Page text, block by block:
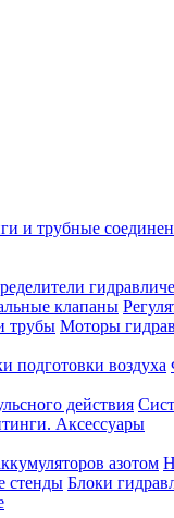
и трубные
клапаны
трубы Моторы
подготовки воздуха
действия
Аксессуары
азотом
стенды Блоки